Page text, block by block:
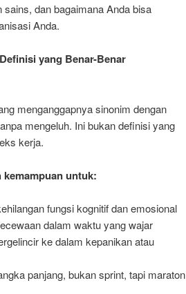
dan bagaimana Anda bisa
Anda.
yang Benar-Benar
menganggapnya sinonim dengan
mengeluh. Ini bukan definisi yang
kerja.
untuk:
fungsi kognitif dan emosional
dalam waktu yang wajar
ke dalam kepanikan atau
panjang, bukan sprint, tapi maraton